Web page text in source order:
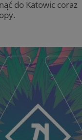
do Katowic coraz